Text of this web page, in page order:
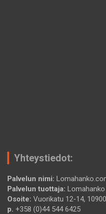
Yhteystiedot:
Palvelun nimi:
Palvelun tuottaja: Lomahanko
Osoite: Vuorikatu 12-14,
p. +358 (0)44 544 6425